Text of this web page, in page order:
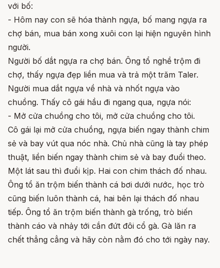
với bố:
- Hôm nay con sẽ hóa thành ngựa, bố mang ngựa ra
chợ bán, mua bán xong xuôi con lại hiện nguyên hình
người.
Người bố dắt ngựa ra chợ bán. Ông tổ nghề trộm đi
chợ, thấy ngựa đẹp liền mua và trả một trăm Taler.
Người mua dắt ngựa về nhà và nhốt ngựa vào
chuồng. Thấy cô gái hầu đi ngang qua, ngựa nói:
- Mở cửa chuồng cho tôi, mở cửa chuồng cho tôi.
Cô gái lại mở cửa chuồng, ngựa biến ngay thành chim
sẻ và bay vút qua nóc nhà. Chủ nhà cũng là tay phép
thuật, liền biến ngay thành chim sẻ và bay đuổi theo.
Một lát sau thì đuổi kịp. Hai con chim thách đố nhau.
Ông tổ ăn trộm biến thành cá bơi dưới nước, học trò
cũng biến luôn thành cá, hai bên lại thách đố nhau
tiếp. Ông tổ ăn trộm biến thành gà trống, trò biến
thành cáo và nhảy tới cắn đứt đôi cổ gà. Gà lăn ra
chết thẳng cẳng và hãy còn nằm đó cho tới ngày nay.